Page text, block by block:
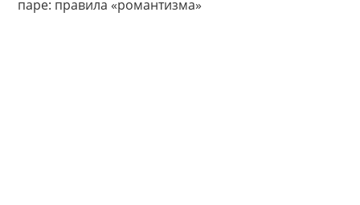
паре: правила «романтизма»